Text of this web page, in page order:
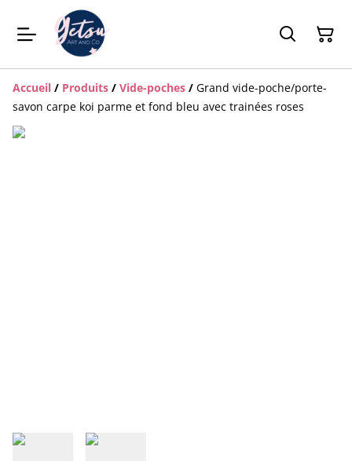
Accueil / Produits / Vide-poches / Grand vide-poche/porte-
savon carpe koi parme et fond bleu avec trainées roses